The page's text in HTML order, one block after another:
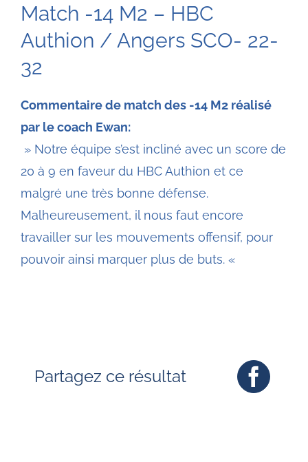
Match -14 M2 – HBC
Authion / Angers SCO- 22-
32
Commentaire de match des -14 M2 réalisé
par le coach Ewan:
» Notre équipe s’est incliné avec un score de
20 à 9 en faveur du HBC Authion et ce
malgré une très bonne défense.
Malheureusement, il nous faut encore
travailler sur les mouvements offensif, pour
pouvoir ainsi marquer plus de buts. «
Partagez ce résultat